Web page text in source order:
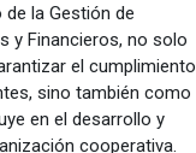
la Gestión de
y Financieros, no solo
el cumplimiento
sino también como
en el desarrollo y
cooperativa.